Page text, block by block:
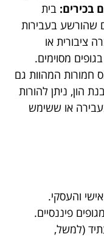
בכירים: בית
שהורשע בעבירות
ציבורית או
מסוימים.
חמורות המהוות גם
הון, ניתן להורות
או ששימש
והעסקי.
מגופים פיננסיים.
(למשל,